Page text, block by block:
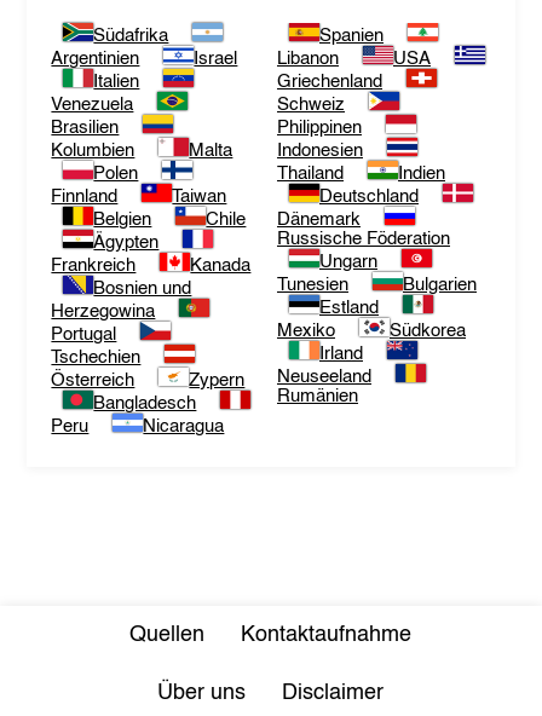
Südafrika
Argentinien
Israel
Italien
Venezuela
Brasilien
Kolumbien
Malta
Polen
Finnland
Taiwan
Belgien
Chile
Ägypten
Frankreich
Kanada
Bosnien und
Herzegowina
Portugal
Tschechien
Österreich
Zypern
Bangladesch
Peru
Nicaragua
Spanien
Libanon
USA
Griechenland
Schweiz
Philippinen
Indonesien
Thailand
Indien
Deutschland
Dänemark
Russische Föderation
Ungarn
Tunesien
Bulgarien
Estland
Mexiko
Südkorea
Irland
Neuseeland
Rumänien
Quellen Kontaktaufnahme
Über uns Disclaimer